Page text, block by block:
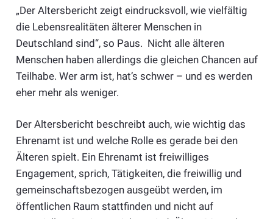
„Der Altersbericht zeigt eindrucksvoll, wie vielfältig
die Lebensrealitäten älterer Menschen in
Deutschland sind“, so Paus. Nicht alle älteren
Menschen haben allerdings die gleichen Chancen auf
Teilhabe. Wer arm ist, hat’s schwer – und es werden
eher mehr als weniger.
Der Altersbericht beschreibt auch, wie wichtig das
Ehrenamt ist und welche Rolle es gerade bei den
Älteren spielt. Ein Ehrenamt ist freiwilliges
Engagement, sprich, Tätigkeiten, die freiwillig und
gemeinschaftsbezogen ausgeübt werden, im
öffentlichen Raum stattfinden und nicht auf